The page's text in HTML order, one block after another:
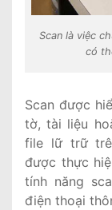
Scan là việc
có
Scan được
tờ, tài liệu
file lữ trữ
được thực
tính năng
điện thoại